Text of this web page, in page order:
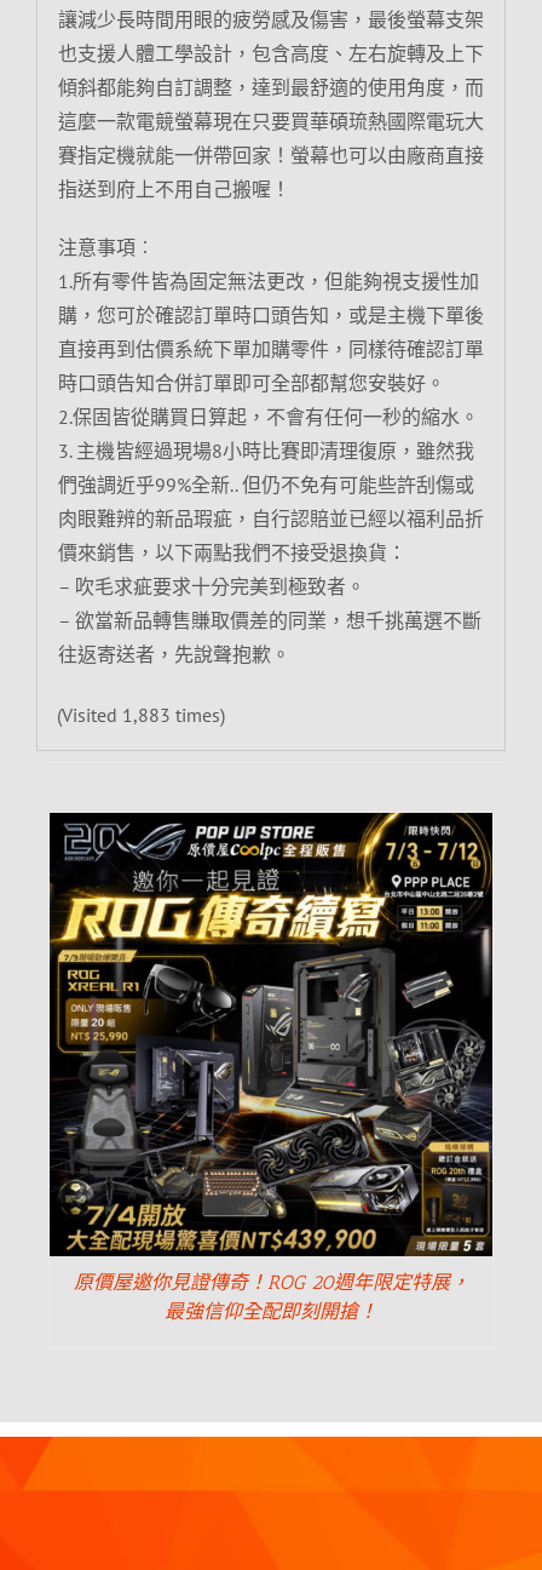
讓減少長時間用眼的疲勞感及傷害，最後螢幕支架
也支援人體工學設計，包含高度、左右旋轉及上下
傾斜都能夠自訂調整，達到最舒適的使用角度，而
這麼一款電競螢幕現在只要買華碩琉熱國際電玩大
賽指定機就能一併帶回家！螢幕也可以由廠商直接
指送到府上不用自己搬喔！
注意事項︰
1.所有零件皆為固定無法更改，但能夠視支援性加
購，您可於確認訂單時口頭告知，或是主機下單後
直接再到估價系統下單加購零件，同樣待確認訂單
時口頭告知合併訂單即可全部都幫您安裝好。
2.保固皆從購買日算起，不會有任何一秒的縮水。
3. 主機皆經過現場8小時比賽即清理復原，雖然我
們強調近乎99%全新.. 但仍不免有可能些許刮傷或
肉眼難辨的新品瑕疵，自行認賠並已經以福利品折
價來銷售，以下兩點我們不接受退換貨：
– 吹毛求疵要求十分完美到極致者。
– 欲當新品轉售賺取價差的同業，想千挑萬選不斷
往返寄送者，先說聲抱歉。
(Visited 1,883 times)
原價屋邀你見證傳奇！ROG 20週年限定特展，
最強信仰全配即刻開搶！